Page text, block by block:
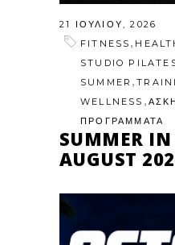
21 ΙΟΥΛΊΟΥ, 2026
FITNESS ,
STUDIO
SUMMER ,
WELLNESS ,
ΠΡΟΓΡΑΜΜΑΤΑ
SUMMER IN
AUGUST